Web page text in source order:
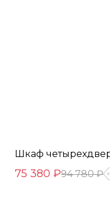
Шкаф
75 380 ₽94 780 ₽